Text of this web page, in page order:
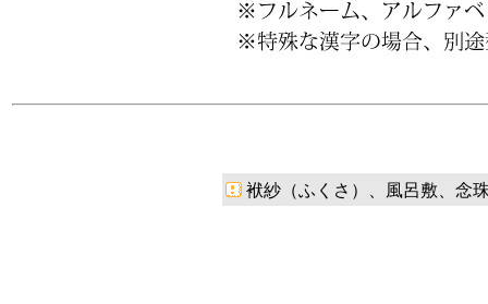
袱紗（ふくさ）、風呂敷、念